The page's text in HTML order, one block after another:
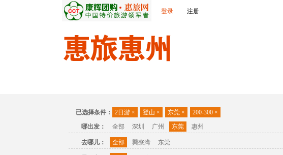
登录 注册
已选择条件： 2日游 × 登山 × 东莞 × 200-300 ×
哪出发：
全部 深圳 广州 东莞 惠州
去哪儿： 全部 巽寮湾 东莞